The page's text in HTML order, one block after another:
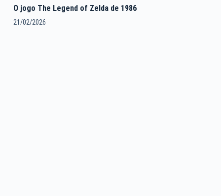
O jogo The Legend of Zelda de 1986
21/02/2026